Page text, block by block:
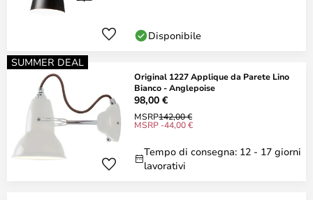
Disponibile
SUMMER DEAL
Original 1227 Applique da Parete Lino
Bianco - Anglepoise
98,00 €
MSRP142,00 €
MSRP -44,00 €
Tempo di consegna: 12 - 17 giorni
lavorativi